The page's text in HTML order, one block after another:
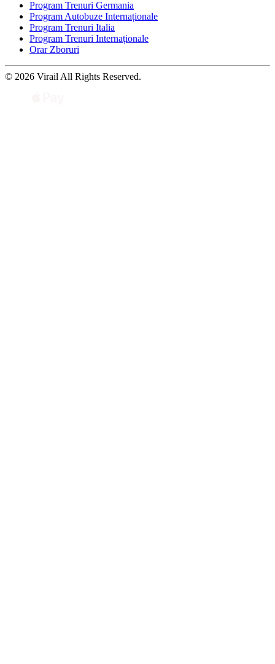
Program Trenuri Germania
Program Autobuze Internaționale
Program Trenuri Italia
Program Trenuri Internaționale
Orar Zboruri
© 2026 Virail All Rights Reserved.